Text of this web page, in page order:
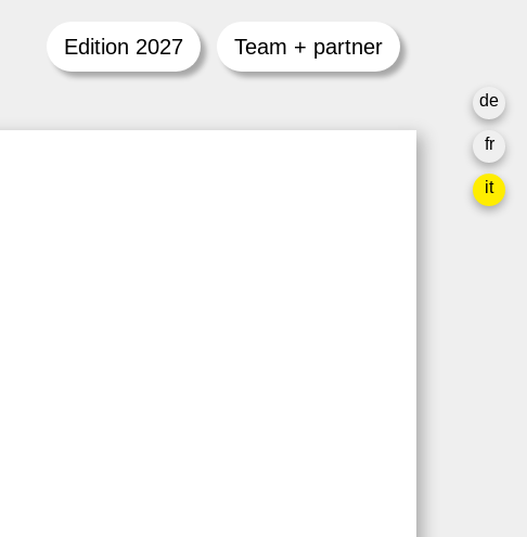
de
fr
it
Edition 2027 Team + partner